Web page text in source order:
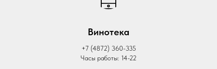
Винотека
+7 (4872) 360-335
Часы работы: 14-22